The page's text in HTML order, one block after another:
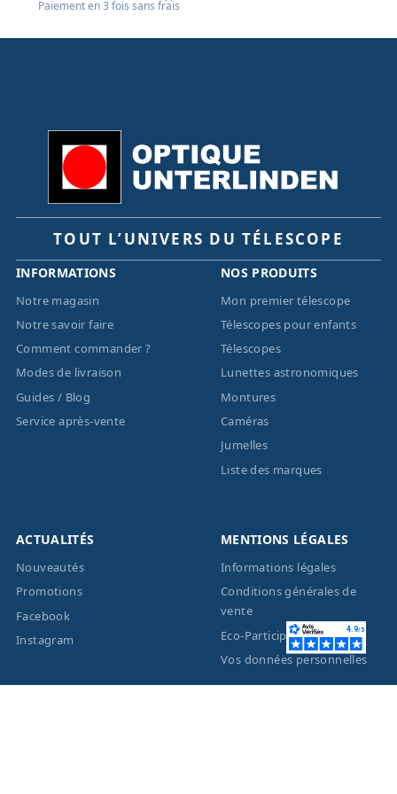
Paiement en 3 fois sans frais
TOUT L’UNIVERS DU TÉLESCOPE
INFORMATIONS
Notre magasin
Notre savoir faire
Comment commander ?
Modes de livraison
Guides / Blog
Service après-vente
NOS PRODUITS
Mon premier télescope
Télescopes pour enfants
Télescopes
Lunettes astronomiques
Montures
Caméras
Jumelles
Liste des marques
ACTUALITÉS
Nouveautés
Promotions
Facebook
Instagram
MENTIONS LÉGALES
Informations légales
Conditions générales de
vente
Eco-Participation
Vos données personnelles